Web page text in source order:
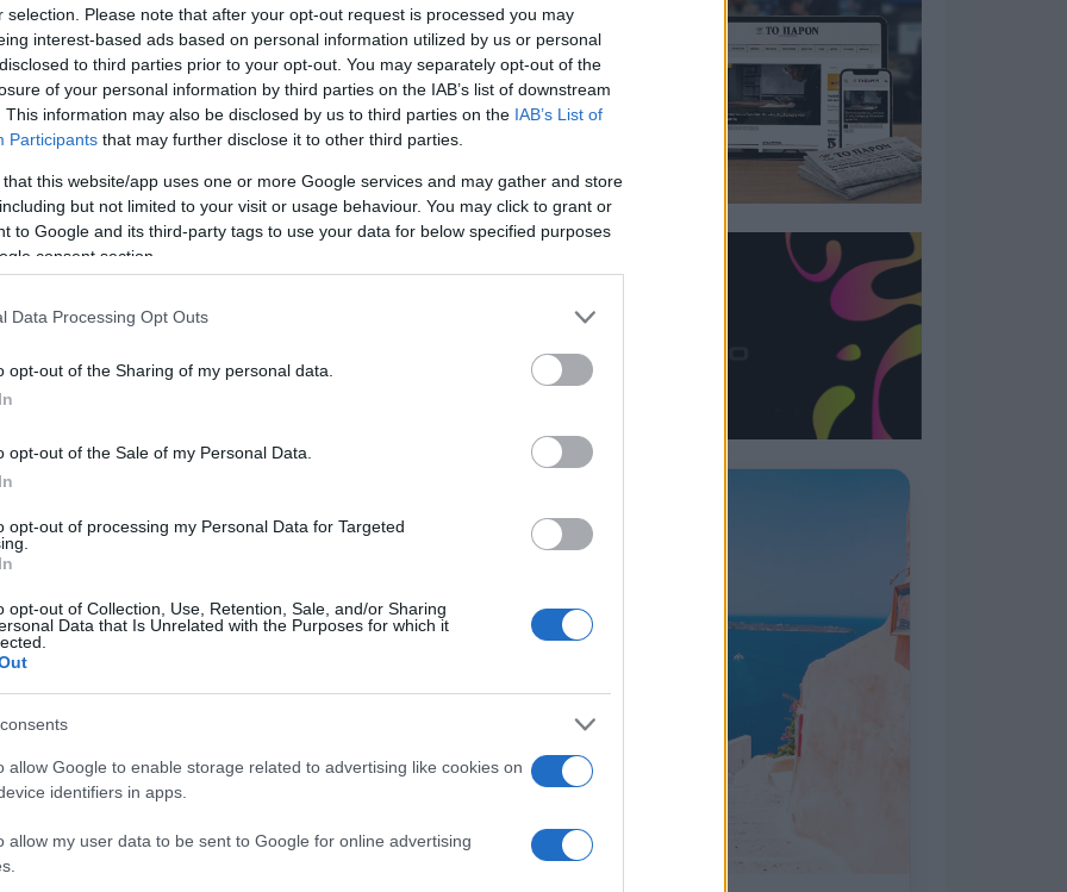
selection. Please note that after your opt-out request is processed you may
interest-based ads based on personal information utilized by us or personal
to third parties prior to your opt-out. You may separately opt-out of the
of your personal information by third parties on the IAB’s list of downstream
This information may also be disclosed by us to third parties on the IAB’s List of
Participants that may further disclose it to other third parties.
that this website/app uses one or more Google services and may gather and store
but not limited to your visit or usage behaviour. You may click to grant or
to Google and its third-party tags to use your data for below specified purposes
consent section.
Data Processing Opt Outs
opt-out of the Sharing of my personal data.
opt-out of the Sale of my Personal Data.
opt-out of processing my Personal Data for Targeted
opt-out of Collection, Use, Retention, Sale, and/or Sharing
Data that Is Unrelated with the Purposes for which it
allow Google to enable storage related to advertising like cookies on
identifiers in apps.
allow my user data to be sent to Google for online advertising
είναι ανήσυχη για την ένταση που
επιχειρούν να την καθησυχάσουν και άλλοι να την
είναι η σωστή ενημέρωση και το μέτρο στις
ΣΧΕΣΕΙΣ